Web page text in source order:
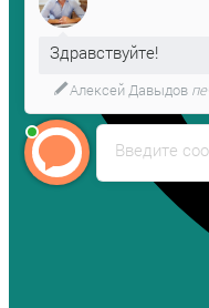
Введите
Здравствуйте!
Алексей Давыдов